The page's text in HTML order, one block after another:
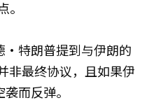
。
·特朗普提到与伊朗的
非最终协议，且如果伊
而反弹。